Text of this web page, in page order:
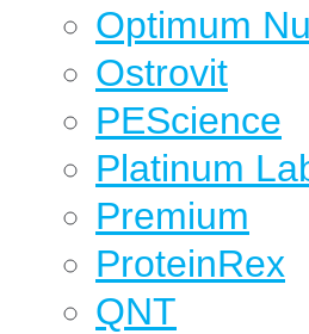
Optimum
Ostrovit
PEScience
Platinum
Premium
ProteinRex
QNT